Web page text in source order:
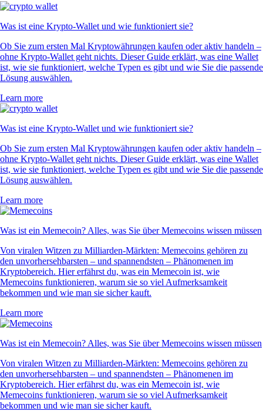
Was ist eine Krypto-Wallet und wie funktioniert sie?
Ob Sie zum ersten Mal Kryptowährungen kaufen oder aktiv handeln –
ohne Krypto-Wallet geht nichts. Dieser Guide erklärt, was eine Wallet
ist, wie sie funktioniert, welche Typen es gibt und wie Sie die passende
Lösung auswählen.
Learn more
Was ist eine Krypto-Wallet und wie funktioniert sie?
Ob Sie zum ersten Mal Kryptowährungen kaufen oder aktiv handeln –
ohne Krypto-Wallet geht nichts. Dieser Guide erklärt, was eine Wallet
ist, wie sie funktioniert, welche Typen es gibt und wie Sie die passende
Lösung auswählen.
Learn more
Was ist ein Memecoin? Alles, was Sie über Memecoins wissen müssen
Von viralen Witzen zu Milliarden-Märkten: Memecoins gehören zu
den unvorhersehbarsten – und spannendsten – Phänomenen im
Kryptobereich. Hier erfährst du, was ein Memecoin ist, wie
Memecoins funktionieren, warum sie so viel Aufmerksamkeit
bekommen und wie man sie sicher kauft.
Learn more
Was ist ein Memecoin? Alles, was Sie über Memecoins wissen müssen
Von viralen Witzen zu Milliarden-Märkten: Memecoins gehören zu
den unvorhersehbarsten – und spannendsten – Phänomenen im
Kryptobereich. Hier erfährst du, was ein Memecoin ist, wie
Memecoins funktionieren, warum sie so viel Aufmerksamkeit
bekommen und wie man sie sicher kauft.